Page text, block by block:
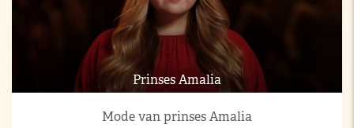
Prinses Amalia
Mode van prinses Amalia